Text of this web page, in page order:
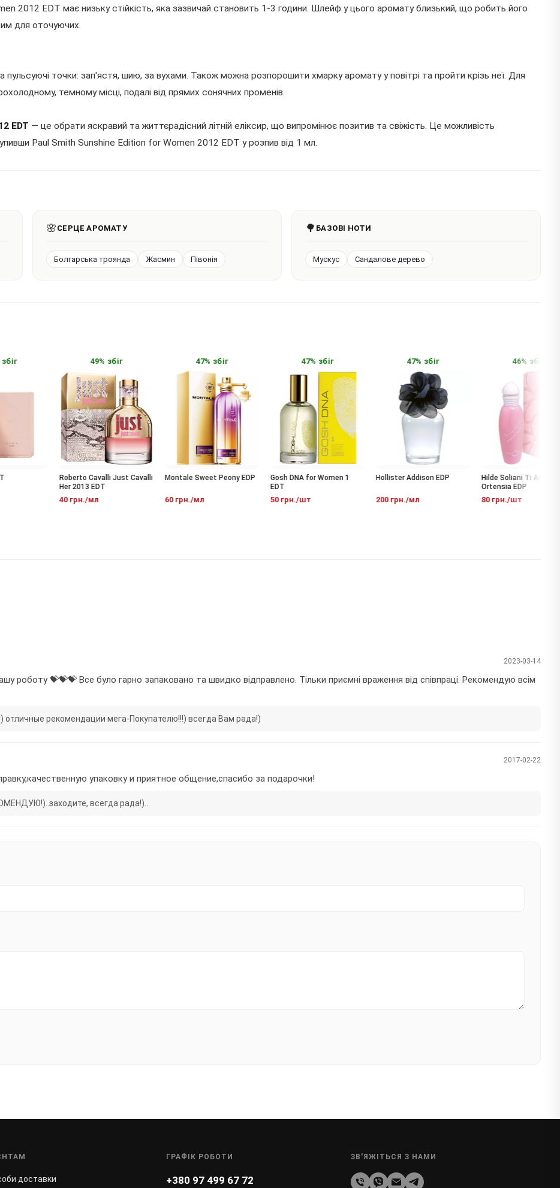
2012 EDT має низьку стійкість, яка зазвичай становить 1-3 години. Шлейф у цього аромату близький, що робить його
для оточуючих.
точки: зап'ястя, шию, за вухами. Також можна розпорошити хмарку аромату у повітрі та пройти крізь неї. Для
темному місці, подалі від прямих сонячних променів.
EDT — це обрати яскравий та життєрадісний літній еліксир, що випромінює позитив та свіжість. Це можливість
Paul Smith Sunshine Edition for Women 2012 EDT у розпив від 1 мл.
🌸 СЕРЦЕ АРОМАТУ
Болгарська троянда Жасмин Півонія
🌳 БАЗОВІ НОТИ
Мускус Сандалове дерево
49% збіг
Roberto Cavalli Just Cavalli
Her 2013 EDT
40 грн./мл
47% збіг
Montale Sweet Peony EDP
60 грн./мл
47% збіг
Gosh DNA for Women 1
EDT
50 грн./шт
47% збіг
Hollister Addison EDP
200 грн./мл
46% збіг
Hilde Soliani Ti Amo:
Ortensia EDP
80 грн./шт
2023-03-14
роботу 💝💝💝 Все було гарно запаковано та швидко відправлено. Тільки приємні враження від співпраці. Рекомендую всім
отличные рекомендации мега-Покупателю!!!) всегда Вам рада!)
2017-02-22
упаковку и приятное общение,спасибо за подарочки!
всегда рада!)..
доставки
ГРАФІК РОБОТИ
+380 97 499 67 72
ЗВ'ЯЖІТЬСЯ З НАМИ